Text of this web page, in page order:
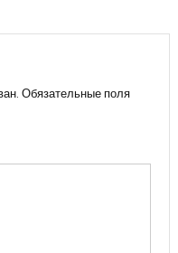
Обязательные поля